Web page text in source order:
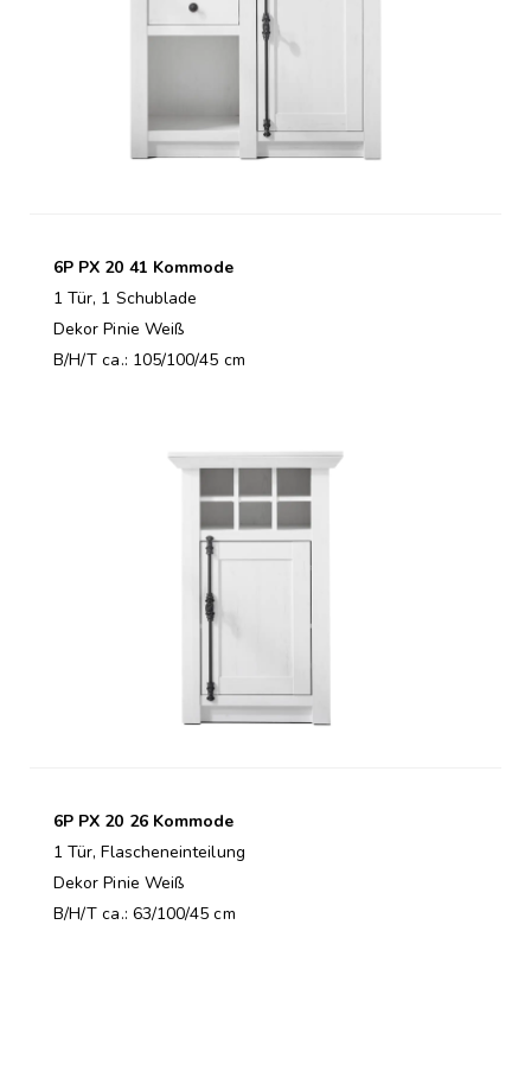
6P PX 20 41 Kommode
1 Tür, 1 Schublade
Dekor Pinie Weiß
B/H/T ca.: 105/100/45 cm
6P PX 20 26 Kommode
1 Tür, Flascheneinteilung
Dekor Pinie Weiß
B/H/T ca.: 63/100/45 cm